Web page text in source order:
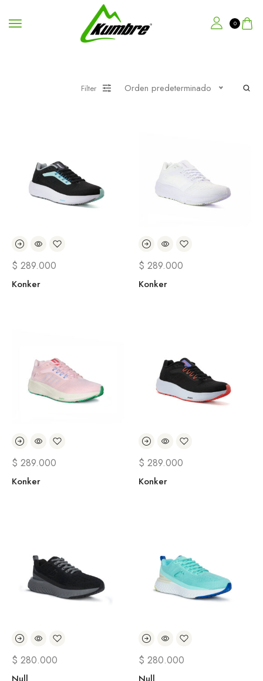
0
Filter Orden predeterminado
$ 289.000
Konker
$ 289.000
Konker
$ 289.000
Konker
$ 289.000
Konker
$ 280.000 $ 280.000